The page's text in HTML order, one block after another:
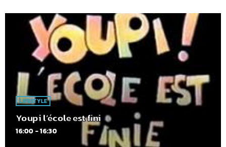
LIFESTYLE
Youpi l’école est fini
16:00 - 16:30